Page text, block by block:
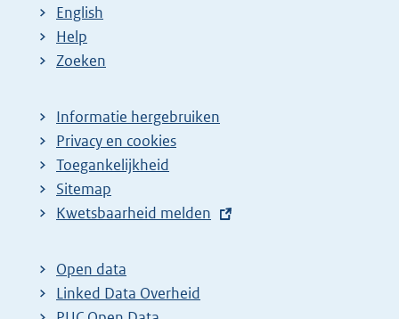
English
Help
Zoeken
Informatie hergebruiken
Privacy en cookies
Toegankelijkheid
Sitemap
E
t
e
r
Kwetsbaarheid melden
Open data
Linked Data Overheid